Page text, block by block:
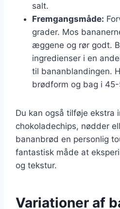
salt.
Fremgangsmåde:
grader. Mos
æggene og rør godt.
ingredienser i en
til bananblandingen.
brødform og bag i
Du kan også tilføje ekstra
chokoladechips, nødder
bananbrød en personlig
fantastisk måde at
og tekstur.
Variationer af